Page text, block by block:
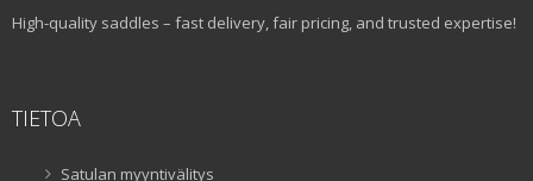
High-quality saddles – fast delivery, fair pricing, and trusted expertise!
TIETOA
Satulan myyntivälitys